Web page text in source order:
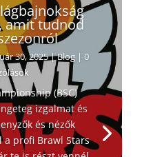
amit tudnod
30, 2025|Blog| 0
(BSC)
izgalmat és
és nézők
a profi Brawl Stars